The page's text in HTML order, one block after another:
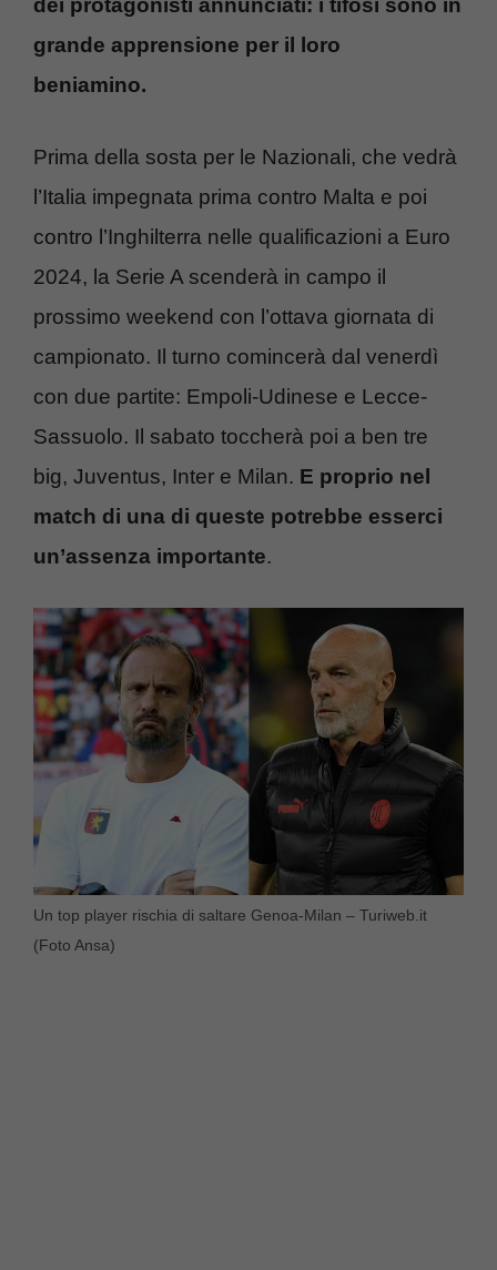
dei protagonisti annunciati: i tifosi sono in
grande apprensione per il loro
beniamino.
Prima della sosta per le Nazionali, che vedrà
l’Italia impegnata prima contro Malta e poi
contro l’Inghilterra nelle qualificazioni a Euro
2024, la Serie A scenderà in campo il
prossimo weekend con l’ottava giornata di
campionato. Il turno comincerà dal venerdì
con due partite: Empoli-Udinese e Lecce-
Sassuolo. Il sabato toccherà poi a ben tre
big, Juventus, Inter e Milan. E proprio nel
match di una di queste potrebbe esserci
un’assenza importante.
Un top player rischia di saltare Genoa-Milan – Turiweb.it
(Foto Ansa)